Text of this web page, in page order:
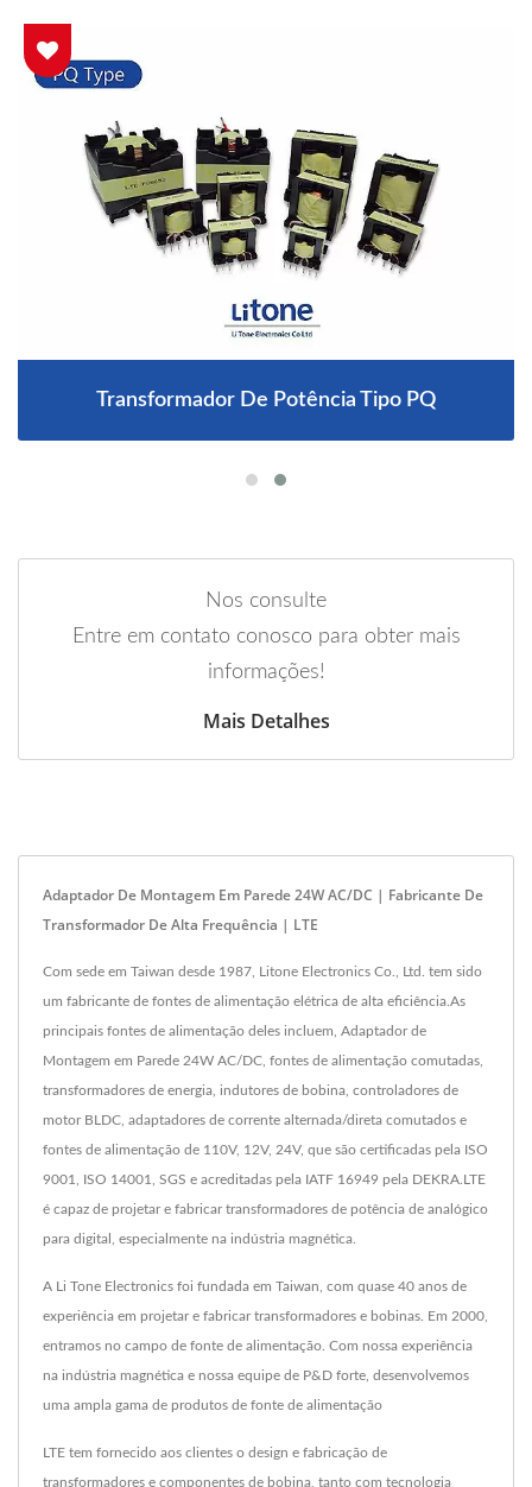
Transformador De Potência Tipo PQ
Nos consulte
Entre em contato conosco para obter mais
informações!
Mais Detalhes
Adaptador De Montagem Em Parede 24W AC/DC | Fabricante De
Transformador De Alta Frequência | LTE
Com sede em Taiwan desde 1987, Litone Electronics Co., Ltd. tem sido
um fabricante de fontes de alimentação elétrica de alta eficiência.As
principais fontes de alimentação deles incluem, Adaptador de
Montagem em Parede 24W AC/DC, fontes de alimentação comutadas,
transformadores de energia, indutores de bobina, controladores de
motor BLDC, adaptadores de corrente alternada/direta comutados e
fontes de alimentação de 110V, 12V, 24V, que são certificadas pela ISO
9001, ISO 14001, SGS e acreditadas pela IATF 16949 pela DEKRA.LTE
é capaz de projetar e fabricar transformadores de potência de analógico
para digital, especialmente na indústria magnética.
A Li Tone Electronics foi fundada em Taiwan, com quase 40 anos de
experiência em projetar e fabricar transformadores e bobinas. Em 2000,
entramos no campo de fonte de alimentação. Com nossa experiência
na indústria magnética e nossa equipe de P&D forte, desenvolvemos
uma ampla gama de produtos de fonte de alimentação
LTE tem fornecido aos clientes o design e fabricação de
transformadores e componentes de bobina, tanto com tecnologia